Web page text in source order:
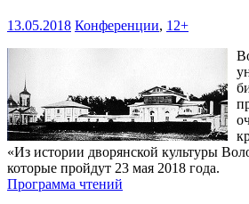
13.05.2018 Конференции, 12+
«Из истории дворянской культуры
которые пройдут 23 мая 2018 года.
Программа чтений